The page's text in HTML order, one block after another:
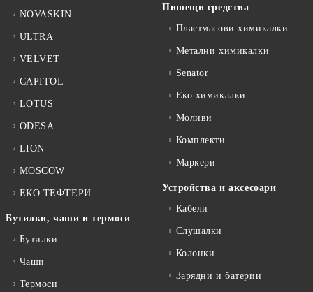
NOVASKIN
ULTRA
VELVET
CAPITOL
LOTUS
ODESA
LION
MOSCOW
ЕКО ТЕФТЕРИ
Бутилки, чаши и термоси
Бутилки
Чаши
Термоси
Пишещи средства
Пластмасови химикалки
Метални химикалки
Senator
Еко химикалки
Моливи
Комплекти
Маркери
Устройства и аксесоари
Кабели
Слушалки
Колонки
Зарядни и батерии